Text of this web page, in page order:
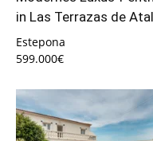
in Las Terrazas de
Estepona
599.000€